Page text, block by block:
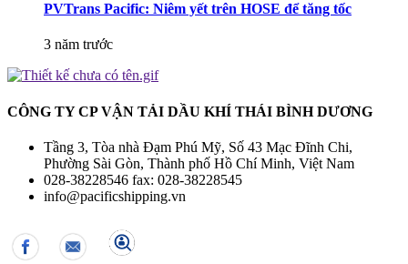
PVTrans Pacific: Niêm yết trên HOSE để tăng tốc
3 năm trước
CÔNG TY CP VẬN TẢI DẦU KHÍ THÁI BÌNH DƯƠNG
Tầng 3, Tòa nhà Đạm Phú Mỹ, Số 43 Mạc Đĩnh Chi,
Phường Sài Gòn, Thành phố Hồ Chí Minh, Việt Nam
028-38228546 fax: 028-38228545
info@pacificshipping.vn